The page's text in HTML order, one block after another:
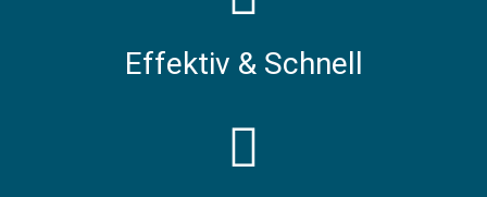
Effektiv & Schnell